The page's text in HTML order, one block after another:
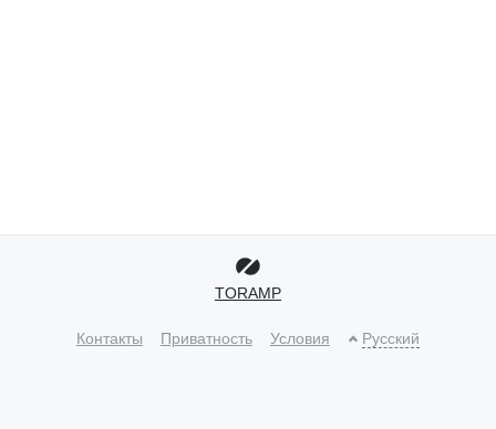
TORAMP
Контакты Приватность Условия Русский